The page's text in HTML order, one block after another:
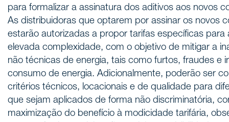
para formalizar a assinatura dos aditivos aos novos
As distribuidoras que optarem por assinar os novos
estarão autorizadas a propor tarifas específicas para
elevada complexidade, com o objetivo de mitigar a
não técnicas de energia, tais como furtos, fraudes e
consumo de energia. Adicionalmente, poderão ser
critérios técnicos, locacionais e de qualidade para
que sejam aplicados de forma não discriminatória,
maximização do benefício à modicidade tarifária,